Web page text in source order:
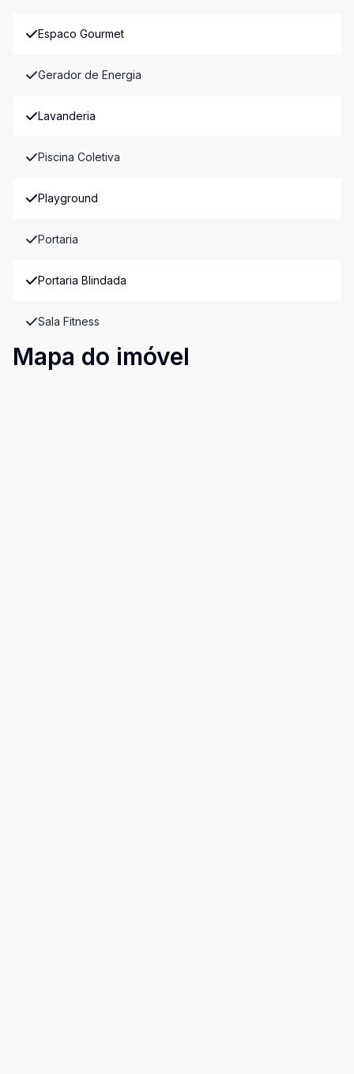
Espaco Gourmet
Gerador de Energia
Lavanderia
Piscina Coletiva
Playground
Portaria
Portaria Blindada
Sala Fitness
Mapa do imóvel